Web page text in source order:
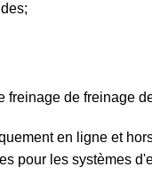
freinage de freinage
en ligne et
pour les systèmes